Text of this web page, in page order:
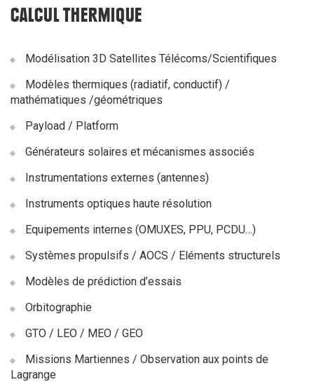
CALCUL THERMIQUE
Modélisation 3D Satellites Télécoms/Scientifiques
Modèles thermiques (radiatif, conductif) /
mathématiques /géométriques
Payload / Platform
Générateurs solaires et mécanismes associés
Instrumentations externes (antennes)
Instruments optiques haute résolution
Equipements internes (OMUXES, PPU, PCDU…)
Systèmes propulsifs / AOCS / Eléments structurels
Modèles de prédiction d’essais
Orbitographie
GTO / LEO / MEO / GEO
Missions Martiennes / Observation aux points de
Lagrange